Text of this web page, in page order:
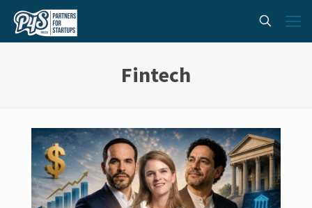
Fintech